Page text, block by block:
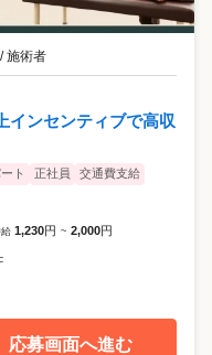
施術者
インセンティブで高収
ト 正社員
交通費支給
1,230円 ~ 2,000円
応募画面へ進む